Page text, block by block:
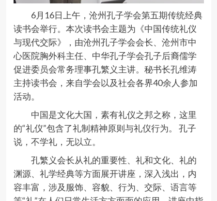
­6月16日上午，沧州孔子学会第五期传统经典
读书会举行。本次读书会主题为《中国传统礼仪
与现代交际》，由沧州孔子学会会长、沧州市中
心医院胸外科主任、中华孔子学会孔子后裔儒学
促进委员会常务理事孔繁义主讲。秘书长孔维涛
主持读书会，来自学会以及社会各界40余人参加
活动。
中国是文化大国，素有礼仪之邦之称，这里
的“礼仪”包含了礼制精神原则与礼仪行为。 孔子
说，不学礼，无以立。
孔繁义会长从礼的重要性、礼和文化、礼的
渊源、礼学经典等方面展开讲座，深入浅出，内
容丰富，涉及服饰、容貌、行为、交际、语言等